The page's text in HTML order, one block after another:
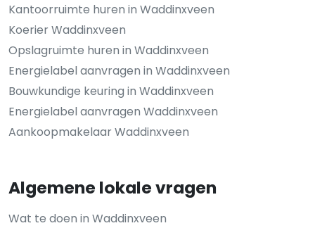
Kantoorruimte huren in Waddinxveen
Koerier Waddinxveen
Opslagruimte huren in Waddinxveen
Energielabel aanvragen in Waddinxveen
Bouwkundige keuring in Waddinxveen
Energielabel aanvragen Waddinxveen
Aankoopmakelaar Waddinxveen
Algemene lokale vragen
Wat te doen in Waddinxveen